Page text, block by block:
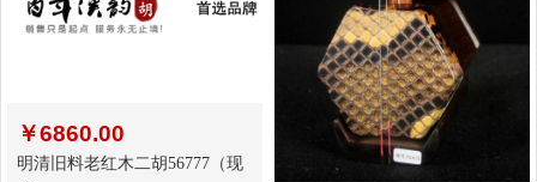
￥6860.00
明清旧料老红木二胡56777（现